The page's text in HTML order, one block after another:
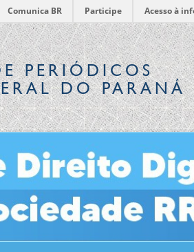
Comunica BR Participe Acesso à
PERIÓDICOS
DO PARANÁ